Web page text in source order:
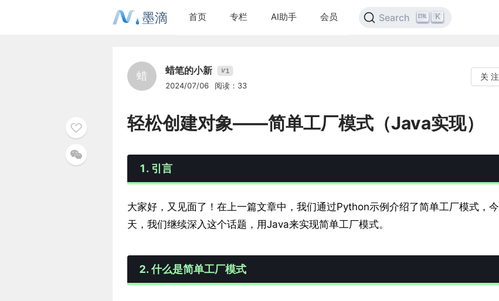
墨滴 首页 专栏 AI助手 会员 Search K
蜡 蜡笔的小新 V1
2024/07/06 阅读：33
关 注
轻松创建对象——简单工厂模式（Java实现）
1. 引言
大家好，又见面了！在上一篇文章中，我们通过Python示例介绍了简单工厂模式，今
天，我们继续深入这个话题，用Java来实现简单工厂模式。
2. 什么是简单工厂模式